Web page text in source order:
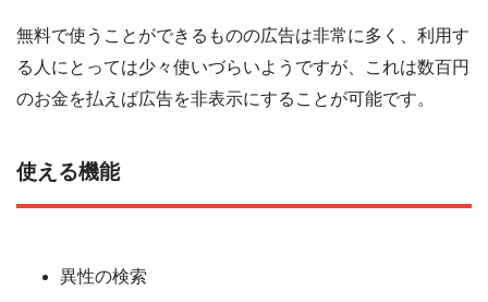
無料で使うことができるものの広告は非常に多く、利用す
る人にとっては少々使いづらいようですが、これは数百円
のお金を払えば広告を非表示にすることが可能です。
使える機能
異性の検索